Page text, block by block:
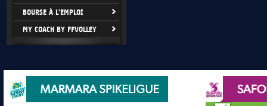
BOURSE À L'EMPLOI
MY COACH BY FFVOLLEY